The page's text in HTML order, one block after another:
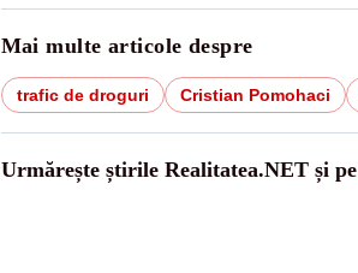
Mai multe articole despre
trafic de droguri Cristian Pomohaci
Urmărește știrile Realitatea.NET și pe